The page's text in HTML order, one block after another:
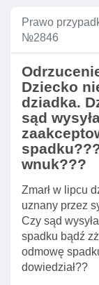
Prawo
№2846
Dziecko
dziadka.
sąd
wnuk???
Zmarł w lipcu
uznany przez
Czy sąd
spadku bądź
odmowę
dowiedział??